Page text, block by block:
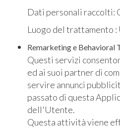
Dati personali raccolti:
Luogo del trattamento :
Remarketing e Behavioral
Questi servizi
ed ai suoi partner di
servire annunci
passato di questa
dell'Utente.
Questa attività viene